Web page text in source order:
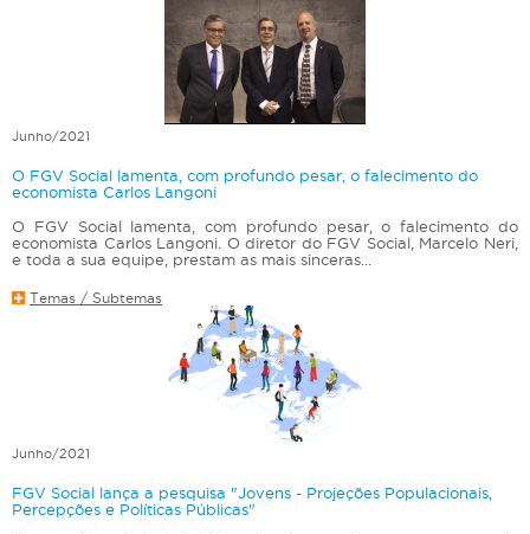
Junho/2021
O FGV Social lamenta, com profundo pesar, o falecimento do
economista Carlos Langoni
O FGV Social lamenta, com profundo pesar, o falecimento do
economista Carlos Langoni. O diretor do FGV Social, Marcelo Neri,
e toda a sua equipe, prestam as mais sinceras...
Temas / Subtemas
Junho/2021
FGV Social lança a pesquisa "Jovens - Projeções Populacionais,
Percepções e Políticas Públicas"